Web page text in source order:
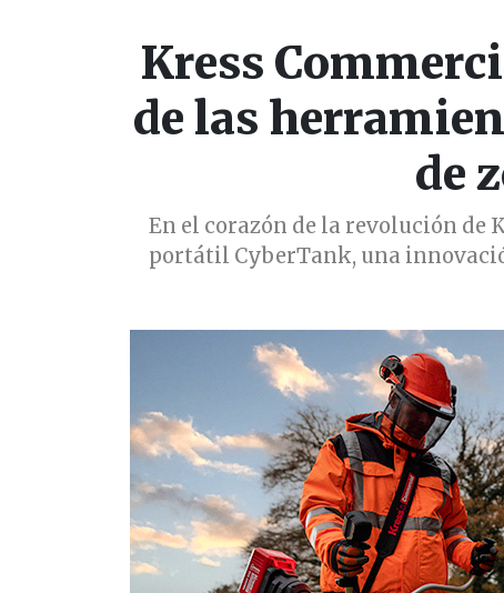
Kress
de las
de
En el corazón de la revolución de
portátil CyberTank, una